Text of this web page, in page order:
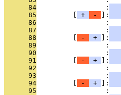
      84
                 :
      85
+ - ]:
      86
:
      87
                 :
      88
- + ]:
      89
:
      90
                 :
      91
- + ]:
      92
:
      93
                 :
      94
- + ]:
      95
: